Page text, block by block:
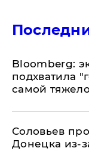
Bloomberg:
подхватила
самой
Соловьев
Донецка из-